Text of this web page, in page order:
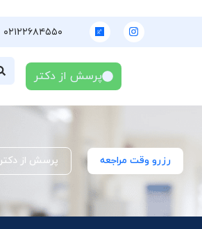
۰۲۱۲۲۶۸۴۵۵۰
پرسش از دکتر
رزرو وقت مراجعه پرسش از دکتر